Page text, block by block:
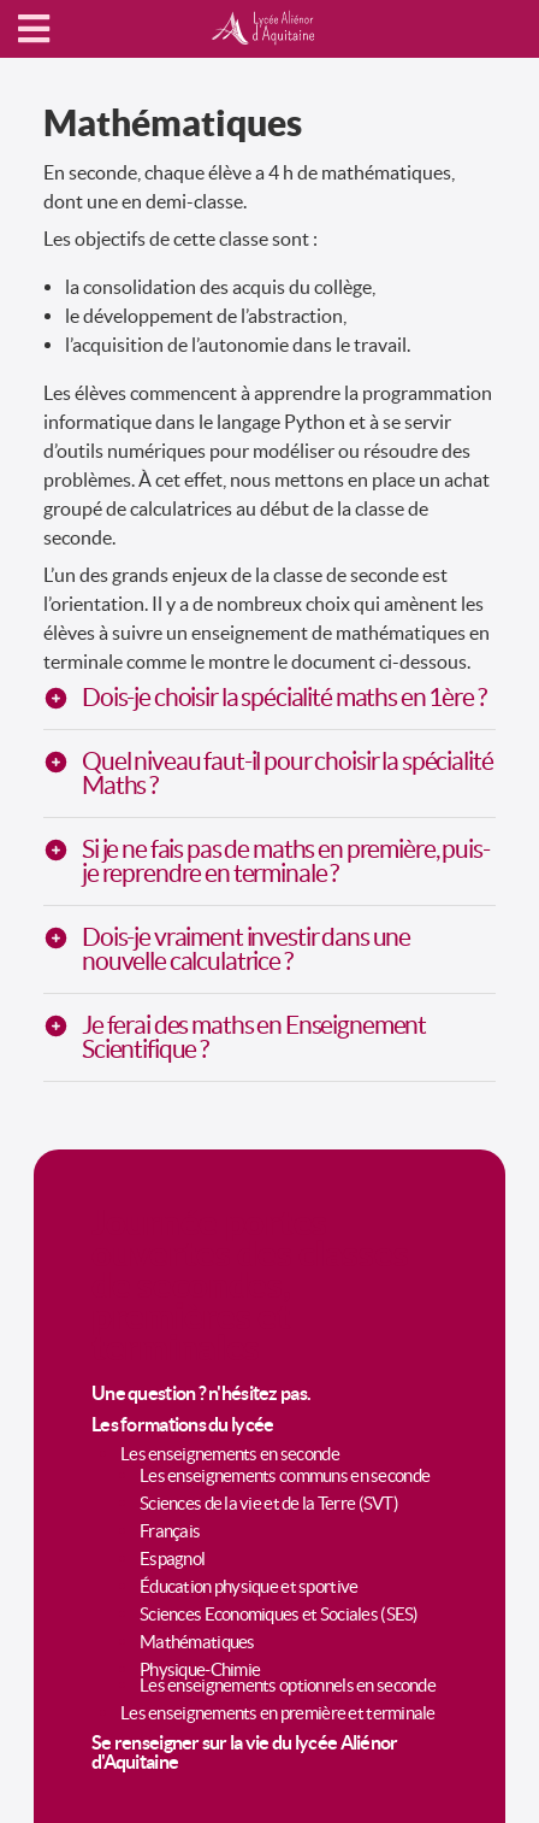
Mathématiques
En seconde, chaque élève a 4 h de mathématiques,
dont une en demi-classe.
Les objectifs de cette classe sont :
la consolidation des acquis du collège,
le développement de l’abstraction,
l’acquisition de l’autonomie dans le travail.
Les élèves commencent à apprendre la programmation
informatique dans le langage Python et à se servir
d’outils numériques pour modéliser ou résoudre des
problèmes. À cet effet, nous mettons en place un achat
groupé de calculatrices au début de la classe de
seconde.
L’un des grands enjeux de la classe de seconde est
l’orientation. Il y a de nombreux choix qui amènent les
élèves à suivre un enseignement de mathématiques en
terminale comme le montre le document ci-dessous.
Dois-je choisir la spécialité maths en 1ère ?
Quel niveau faut-il pour choisir la spécialité
Maths ?
Si je ne fais pas de maths en première, puis-
je reprendre en terminale ?
Dois-je vraiment investir dans une
nouvelle calculatrice ?
Je ferai des maths en Enseignement
Scientifique ?
Une question ? n'hésitez pas.
Les formations du lycée
Les enseignements en seconde
Les enseignements communs en seconde
Sciences de la vie et de la Terre (SVT)
Français
Espagnol
Éducation physique et sportive
Sciences Economiques et Sociales (SES)
Mathématiques
Physique-Chimie
Les enseignements optionnels en seconde
Les enseignements en première et terminale
Se renseigner sur la vie du lycée Aliénor
d'Aquitaine